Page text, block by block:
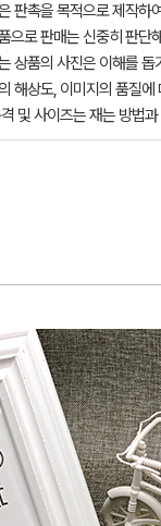
판촉을 목적으로 제작하
으로 판매는 신중히 판단
상품의 사진은 이해를
해상도, 이미지의 품질
및 사이즈는 재는 방법